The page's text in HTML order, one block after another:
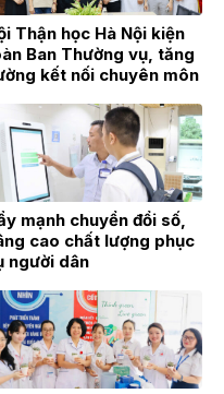
Thận học Hà Nội kiện
Ban Thường vụ, tăng
kết nối chuyên môn
ngành Thận học
mạnh chuyển đổi số,
cao chất lượng phục
người dân